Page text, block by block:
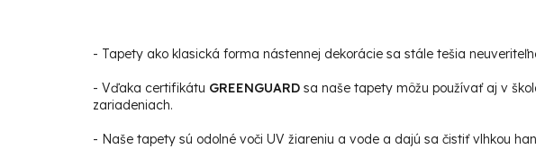
- Tapety ako klasická forma nástennej dekorácie sa stále tešia
- Vďaka certifikátu GREENGUARD sa naše tapety môžu používať aj v
zariadeniach.
- Naše tapety sú odolné voči UV žiareniu a vode a dajú sa čistiť vlhkou